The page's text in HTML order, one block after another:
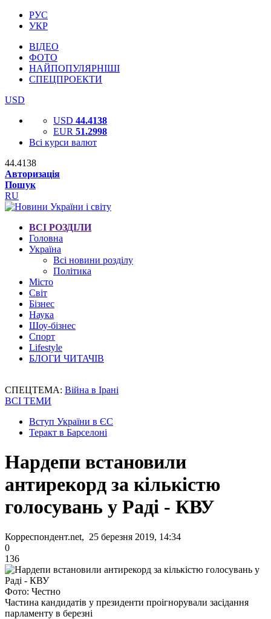
РУС
УКР
ВІДЕО
ФОТО
НАЙПОПУЛЯРНІШІ
СПЕЦПРОЕКТИ
USD
USD 44.4138
EUR 51.2998
Всі курси валют
44.4138
Авторизація
Пошук
RU
ВСІ РОЗДІЛИ
Головна
Україна
Всі новини розділу
Політика
Місто
Світ
Бізнес
Наука
Шоу-бізнес
Спорт
Lifestyle
БЛОГИ ЧИТАЧІВ
СПЕЦТЕМА: Війна в Ірані
ВСІ ТЕМИ
Вступ України в ЄС
Теракт в Барселоні
Нардепи встановили
антирекорд за кількістю
голосувань у Раді - КВУ
Корреспондент.net, 25 березня 2019, 14:34
0
136
Фото: Честно
Частина кандидатів у президенти проігнорували засідання
парламенту в березні